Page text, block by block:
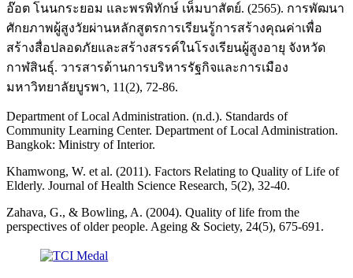
อ๊อต โนนกระยอม และพรพิทักษ์ เห็มบาสัตย์. (2565). การพัฒนา
ศักยภาพผู้สูงวัยผ่านหลักสูตรการเรียนรู้การสร้างคุณค่าเพื่อ
สร้างสื่อปลอดภัยและสร้างสรรค์ในโรงเรียนผู้สูงอายุ จังหวัด
กาฬสินธุ์. วารสารด้านการบริหารรัฐกิจและการเมือง
มหาวิทยาลัยบูรพา, 11(2), 72-86.
Department of Local Administration. (n.d.). Standards of
Community Learning Center. Department of Local Administration.
Bangkok: Ministry of Interior.
Khamwong, W. et al. (2011). Factors Relating to Quality of Life of
Elderly. Journal of Health Science Research, 5(2), 32-40.
Zahava, G., & Bowling, A. (2004). Quality of life from the
perspectives of older people. Ageing & Society, 24(5), 675-691.